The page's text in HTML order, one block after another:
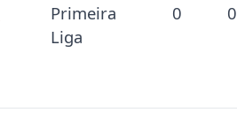
Primeira
Liga
0 0